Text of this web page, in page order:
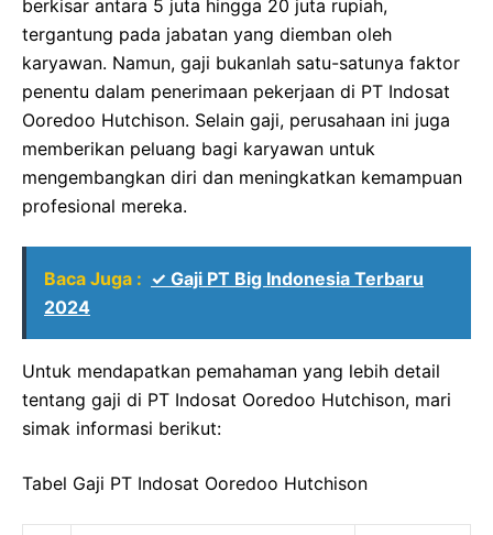
berkisar antara 5 juta hingga 20 juta rupiah,
tergantung pada jabatan yang diemban oleh
karyawan. Namun, gaji bukanlah satu-satunya faktor
penentu dalam penerimaan pekerjaan di PT Indosat
Ooredoo Hutchison. Selain gaji, perusahaan ini juga
memberikan peluang bagi karyawan untuk
mengembangkan diri dan meningkatkan kemampuan
profesional mereka.
Baca Juga : ✓ Gaji PT Big Indonesia Terbaru
2024
Untuk mendapatkan pemahaman yang lebih detail
tentang gaji di PT Indosat Ooredoo Hutchison, mari
simak informasi berikut:
Tabel Gaji PT Indosat Ooredoo Hutchison